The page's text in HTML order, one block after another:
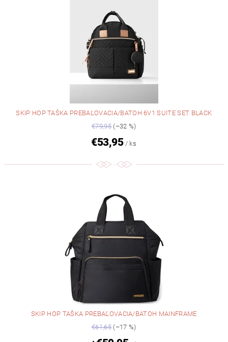
SKIP HOP TAŠKA PREBAĽOVACIA/BATOH 6V1 SUITE SET BLACK
€79,95(–32 %)
€53,95 / ks
SKIP HOP TAŠKA PREBAĽOVACIA/BATOH MAINFRAME
€61,65(–17 %)